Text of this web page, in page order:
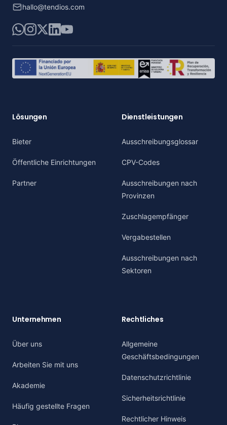
hallo@tendios.com
WhatsApp
Instagram
X LinkedIn
YouTube
Lösungen
Bieter
Öffentliche Einrichtungen
Partner
Dienstleistungen
Ausschreibungsglossar
CPV-Codes
Ausschreibungen nach
Provinzen
Zuschlagempfänger
Vergabestellen
Ausschreibungen nach
Sektoren
Unternehmen
Über uns
Arbeiten Sie mit uns
Akademie
Häufig gestellte Fragen
Rechtliches
Allgemeine
Geschäftsbedingungen
Datenschutzrichtlinie
Sicherheitsrichtlinie
Rechtlicher Hinweis